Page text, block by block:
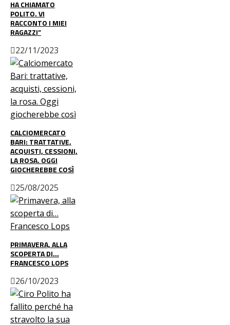
HA CHIAMATO
POLITO. VI
RACCONTO I MIEI
RAGAZZI”
22/11/2023
CALCIOMERCATO
BARI: TRATTATIVE,
ACQUISTI, CESSIONI,
LA ROSA. OGGI
GIOCHEREBBE COSÌ
25/08/2025
PRIMAVERA, ALLA
SCOPERTA DI…
FRANCESCO LOPS
26/10/2023